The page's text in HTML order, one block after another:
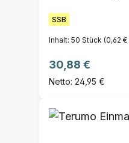
SSB
Inhalt: 50 Stück (0,62 €
Regulärer Preis:
30,88 €
Netto: 24,95 €